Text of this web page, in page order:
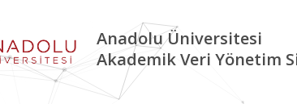
Anadolu Üniversitesi
Akademik Veri Yönetim